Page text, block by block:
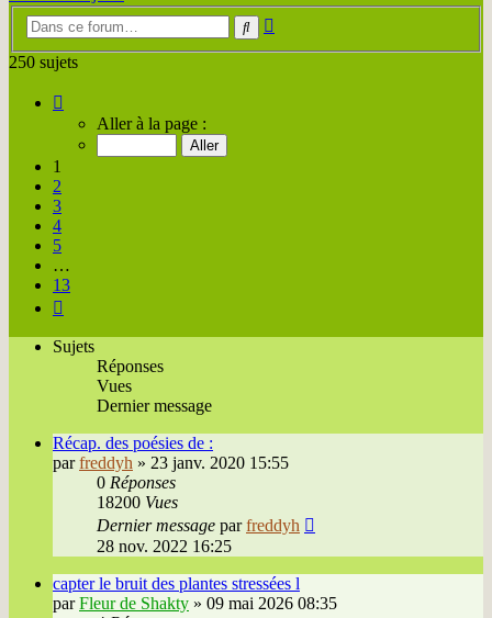
Rechercher
250 sujets
sur
Aller à la page :
1
2
3
4
5
…
13
Sujets
Réponses
Vues
Dernier message
Récap. des poésies de :
parfreddyh » 23 janv. 2020 15:55
0 Réponses
18200 Vues
Dernier message parfreddyh
28 nov. 2022 16:25
capter le bruit des plantes stressées l
parFleur de Shakty » 09 mai 2026 08:35